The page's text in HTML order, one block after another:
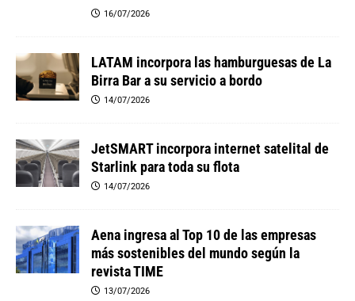
16/07/2026
LATAM incorpora las hamburguesas de La
Birra Bar a su servicio a bordo
14/07/2026
JetSMART incorpora internet satelital de
Starlink para toda su flota
14/07/2026
Aena ingresa al Top 10 de las empresas
más sostenibles del mundo según la
revista TIME
13/07/2026